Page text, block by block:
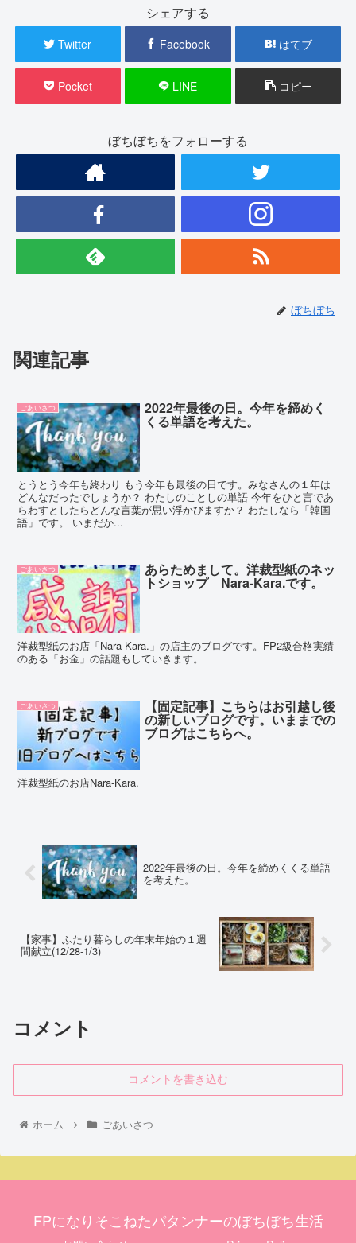
シェアする
Twitter Facebook はてブ
Pocket LINE コピー
ぼちぼちをフォローする
ぼちぼち
関連記事
ごあいさつ 2022年最後の日。今年を締めく
くる単語を考えた。
とうとう今年も終わり もう今年も最後の日です。みなさんの１年は
どんなだったでしょうか？ わたしのことしの単語 今年をひと言であ
らわすとしたらどんな言葉が思い浮かびますか？ わたしなら「韓国
語」です。 いまだか...
ごあいさつ あらためまして。洋裁型紙のネッ
トショップ Nara-Kara.です。
洋裁型紙のお店「Nara-Kara.」の店主のブログです。FP2級合格実績
のある「お金」の話題もしていきます。
ごあいさつ 【固定記事】こちらはお引越し後
の新しいブログです。いままでの
ブログはこちらへ。
洋裁型紙のお店Nara-Kara.
2022年最後の日。今年を締めくくる単語
を考えた。
【家事】ふたり暮らしの年末年始の１週
間献立(12/28-1/3)
コメント
コメントを書き込む
ホーム ごあいさつ
FPになりそこねたパタンナーのぼちぼち生活